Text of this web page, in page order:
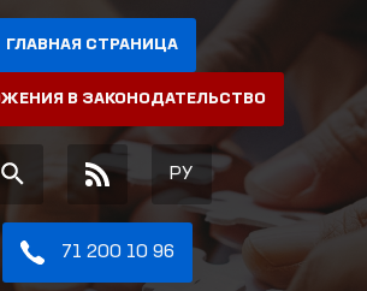
ГЛАВНАЯ СТРАНИЦА
В ЗАКОНОДАТЕЛЬСТВО
РУ
71 200 10 96